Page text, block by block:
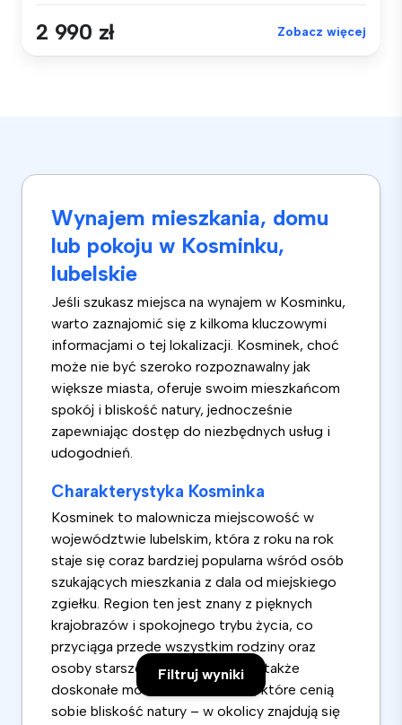
Filtruj wyniki
2 990 zł Zobacz więcej
Wynajem mieszkania, domu
lub pokoju w Kosminku,
lubelskie
Jeśli szukasz miejsca na wynajem w Kosminku,
warto zaznajomić się z kilkoma kluczowymi
informacjami o tej lokalizacji. Kosminek, choć
może nie być szeroko rozpoznawalny jak
większe miasta, oferuje swoim mieszkańcom
spokój i bliskość natury, jednocześnie
zapewniając dostęp do niezbędnych usług i
udogodnień.
Charakterystyka Kosminka
Kosminek to malownicza miejscowość w
województwie lubelskim, która z roku na rok
staje się coraz bardziej popularna wśród osób
szukających mieszkania z dala od miejskiego
zgiełku. Region ten jest znany z pięknych
krajobrazów i spokojnego trybu życia, co
przyciąga przede wszystkim rodziny oraz
osoby starsze. Kosminek oferuje także
doskonałe możliwości dla osób, które cenią
sobie bliskość natury – w okolicy znajdują się